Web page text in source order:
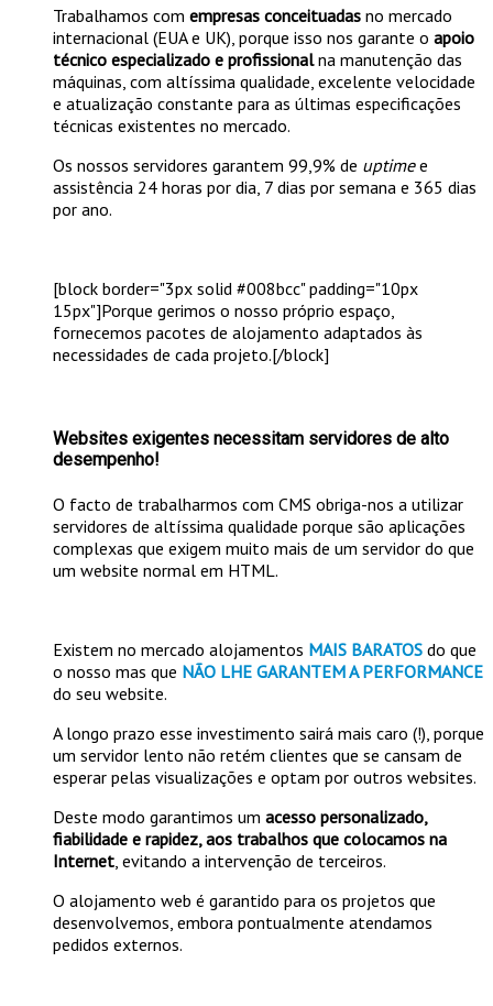
Trabalhamos com empresas conceituadas no mercado
internacional (EUA e UK), porque isso nos garante o apoio
técnico especializado e profissionalna manutenção das
máquinas, com altíssima qualidade, excelente velocidade
e atualização constante para as últimas especificações
técnicas existentes no mercado.
Os nossos servidores garantem 99,9% de uptimee
assistência 24 horas por dia, 7 dias por semana e 365 dias
por ano.
[block border="3px solid #008bcc" padding="10px
15px"]Porque gerimos o nosso próprio espaço,
fornecemos pacotes de alojamento adaptados às
necessidades de cada projeto.[/block]
Websites exigentes necessitam servidores de alto
desempenho!
O facto de trabalharmos com CMS obriga-nos a utilizar
servidores de altíssima qualidade porque são aplicações
complexas que exigem muito mais de um servidor do que
um website normal em HTML.
Existem no mercado alojamentos MAIS BARATOS do que
o nosso mas que NÃO LHE GARANTEM A PERFORMANCE
do seu website.
A longo prazo esse investimento sairá mais caro (!), porque
um servidor lento não retém clientes que se cansam de
esperar pelas visualizações e optam por outros websites.
Deste modo garantimos um acesso personalizado,
fiabilidade e rapidez, aos trabalhos que colocamos na
Internet, evitando a intervenção de terceiros.
O alojamento web é garantido para os projetos que
desenvolvemos, embora pontualmente atendamos
pedidos externos.